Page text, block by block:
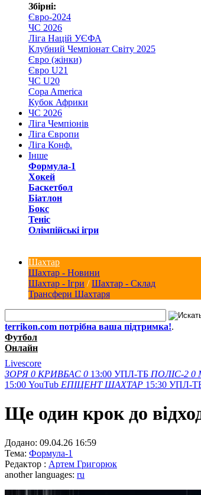
Збірні:
Євро-2024
ЧС 2026
Ліга Націй УЄФА
Клубний Чемпіонат Світу 2025
Євро (жінки)
Євро U21
ЧС U20
Copa America
Кубок Африки
ЧС 2026
Ліга Чемпіонів
Ліга Європи
Ліга Конф.
Інше
Формула-1
Хокей
Баскетбол
Біатлон
Бокс
Теніс
Олімпійські ігри
Шахтар
Шахтар - Новини
Шахтар - Ігри /Шахтар - Склад
Трансфери Шахтаря
terrikon.com потрібна ваша підтримка!.
Футбол
Онлайн
Livescore
ЗОРЯ 0 КРИВБАС 0 13:00 УПЛ-ТБ ПОЛІС-2 0
15:00 YouTub ЕПІЦЕНТ ШАХТАР 15:30 УПЛ-
Ще один крок до
Додано: 09.04.26 16:59
Тема: Формула-1
Редактор : Артем Григорюк
another languages: ru